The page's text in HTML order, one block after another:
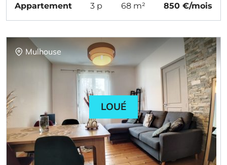
Appartement 3 p 68 m² 850 €/mois
Mulhouse
LOUÉ